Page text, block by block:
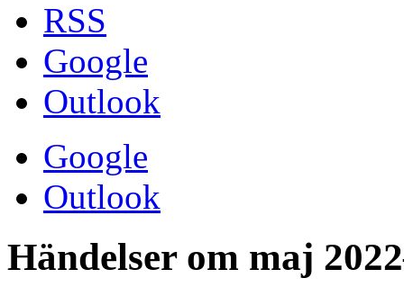
RSS
Google
Outlook
Google
Outlook
Händelser om maj